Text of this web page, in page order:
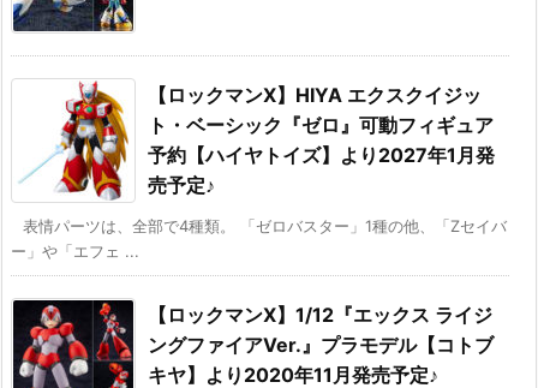
【ロックマンX】HIYA エクスクイジッ
ト・ベーシック『ゼロ』可動フィギュア
予約【ハイヤトイズ】より2027年1月発
売予定♪
表情パーツは、全部で4種類。 「ゼロバスター」1種の他、「Zセイバ
ー」や「エフェ ...
【ロックマンX】1/12『エックス ライジ
ングファイアVer.』プラモデル【コトブ
キヤ】より2020年11月発売予定♪